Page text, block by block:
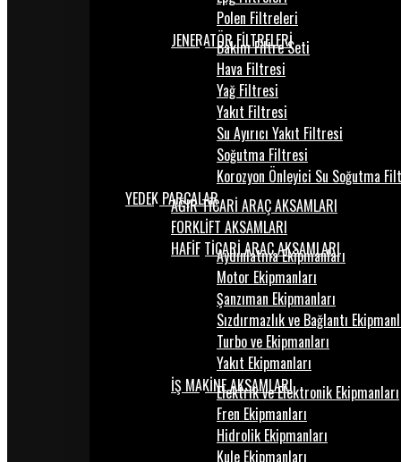
Polen Filtreleri
JENERATÖR FİLTRELERİ
Bakım Filtre Seti
Hava Filtresi
Yağ Filtresi
Yakıt Filtresi
Su Ayırıcı Yakıt Filtresi
Soğutma Filtresi
Korozyon Önleyici Su Soğutma
YEDEK PARÇALARAĞIR TİCARİ ARAÇ AKSAMLARI
FORKLİFT AKSAMLARI
HAFİF TİCARİ ARAÇ AKSAMLARI
Aydınlatma Ekipmanları
Motor Ekipmanları
Şanzıman Ekipmanları
Sızdırmazlık ve Bağlantı
Turbo ve Ekipmanları
Yakıt Ekipmanları
İŞ MAKİNE AKSAMLARI
Elektrik ve Elektronik Ekipmanları
Fren Ekipmanları
Hidrolik Ekipmanları
Kule Ekipmanları